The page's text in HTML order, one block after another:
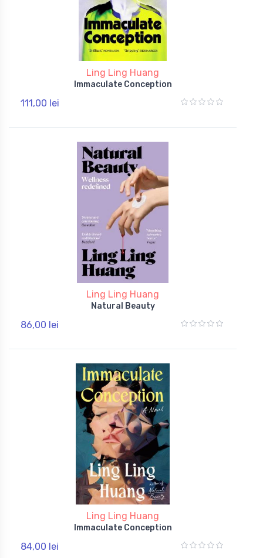
Ling Ling Huang
Immaculate Conception
111,00 lei
Ling Ling Huang
Natural Beauty
86,00 lei
Ling Ling Huang
Immaculate Conception
84,00 lei